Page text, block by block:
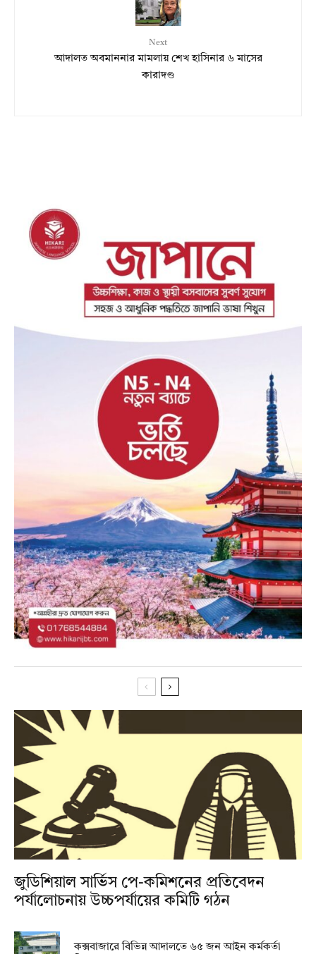
Next
আদালত অবমাননার মামলায় শেখ হাসিনার ৬ মাসের
কারাদণ্ড
জুডিশিয়াল সার্ভিস পে-কমিশনের প্রতিবেদন
পর্যালোচনায় উচ্চপর্যায়ের কমিটি গঠন
কক্সবাজারে বিভিন্ন আদালতে ৬৫ জন আইন কর্মকর্তা